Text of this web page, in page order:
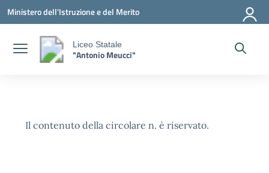
Vai ai contenuti
Vai al menu di navigazione
Vai al footer
Ministero dell'Istruzione e del Merito
Liceo Statale
"Antonio Meucci"
Il contenuto della circolare n. è riservato.